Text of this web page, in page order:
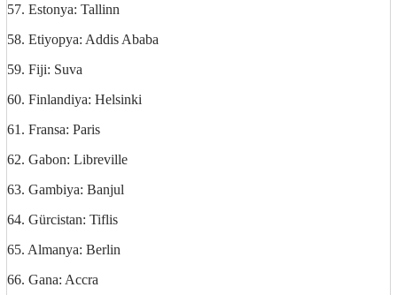
57. Estonya: Tallinn
58. Etiyopya: Addis Ababa
59. Fiji: Suva
60. Finlandiya: Helsinki
61. Fransa: Paris
62. Gabon: Libreville
63. Gambiya: Banjul
64. Gürcistan: Tiflis
65. Almanya: Berlin
66. Gana: Accra